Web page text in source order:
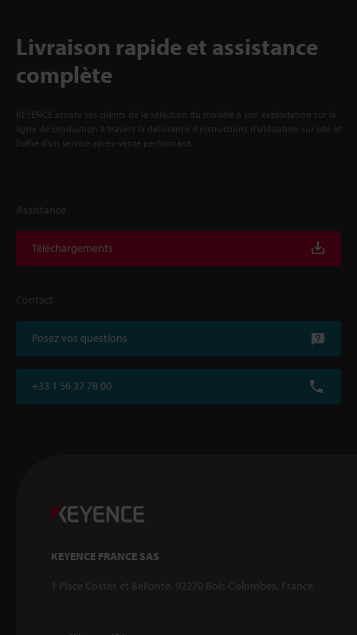
Livraison rapide et assistance
complète
KEYENCE assiste ses clients de la sélection du modèle à son exploitation sur la
ligne de production à travers la délivrance d'instructions d'utilisation sur site et
l'offre d'un service après-vente performant.
Assistance
Téléchargements
Contact
Posez vos questions
+33 1 56 37 78 00
KEYENCE FRANCE SAS
1 Place Costes et Bellonte, 92270 Bois-Colombes, France